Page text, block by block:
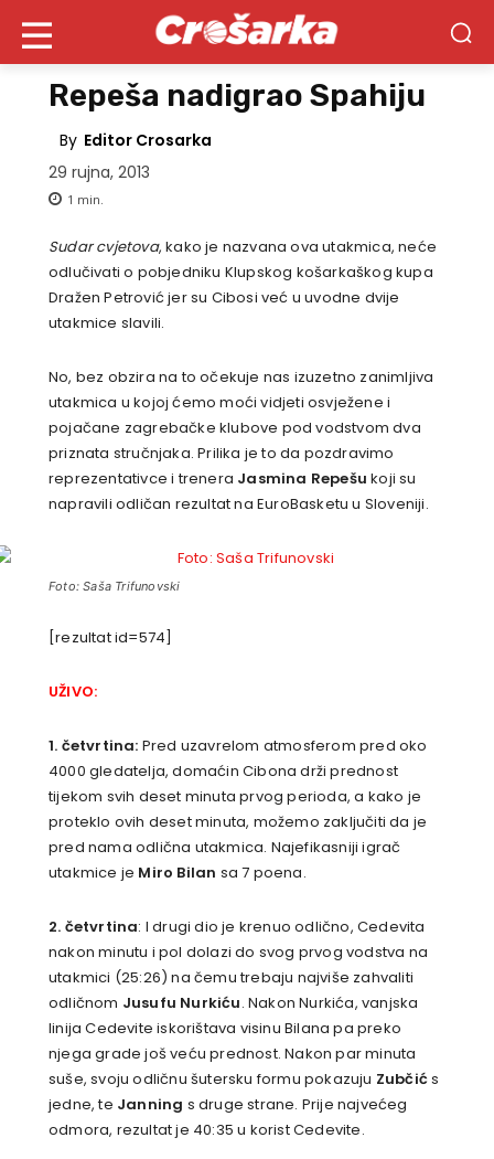
Repeša nadigrao Spahiju
By Editor Crosarka
29 rujna, 2013
1 min.
Sudar cvjetova, kako je nazvana ova utakmica, neće
odlučivati o pobjedniku Klupskog košarkaškog kupa
Dražen Petrović jer su Cibosi već u uvodne dvije
utakmice slavili.
No, bez obzira na to očekuje nas izuzetno zanimljiva
utakmica u kojoj ćemo moći vidjeti osvježene i
pojačane zagrebačke klubove pod vodstvom dva
priznata stručnjaka. Prilika je to da pozdravimo
reprezentativce i trenera Jasmina Repešu koji su
napravili odličan rezultat na EuroBasketu u Sloveniji.
Foto: Saša Trifunovski
[rezultat id=574]
UŽIVO:
1. četvrtina: Pred uzavrelom atmosferom pred oko
4000 gledatelja, domaćin Cibona drži prednost
tijekom svih deset minuta prvog perioda, a kako je
proteklo ovih deset minuta, možemo zaključiti da je
pred nama odlična utakmica. Najefikasniji igrač
utakmice je Miro Bilan sa 7 poena.
2. četvrtina: I drugi dio je krenuo odlično, Cedevita
nakon minutu i pol dolazi do svog prvog vodstva na
utakmici (25:26) na čemu trebaju najviše zahvaliti
odličnom Jusufu Nurkiću. Nakon Nurkića, vanjska
linija Cedevite iskorištava visinu Bilana pa preko
njega grade još veću prednost. Nakon par minuta
suše, svoju odličnu šutersku formu pokazuju Zubčićs
jedne, te Janning s druge strane. Prije najvećeg
odmora, rezultat je 40:35 u korist Cedevite.